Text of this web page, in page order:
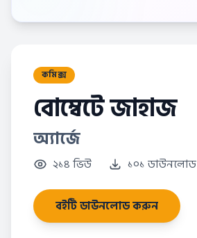
কমিক্স
বোম্বেটে জাহাজ
অ্যার্জে
২১৪ ভিউ ১০১ ডাউনলোড
বইটি ডাউনলোড করুন